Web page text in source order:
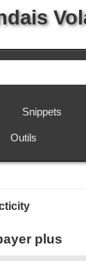
Snippets
Outils
plus